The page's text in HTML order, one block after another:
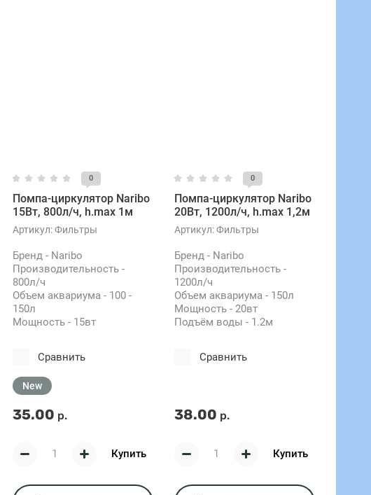
0
Помпа-циркулятор Naribo
15Вт, 800л/ч, h.max 1м
Артикул:Фильтры
Бренд - Naribo
Производительность -
800л/ч
Объем аквариума - 100 -
150л
Мощность - 15вт
Сравнить
New
35.00 р.
Купить
0
Помпа-циркулятор Naribo
20Вт, 1200л/ч, h.max 1,2м
Артикул:Фильтры
Бренд - Naribo
Производительность -
1200л/ч
Объем аквариума - 150л
Мощность - 20вт
Подъём воды - 1.2м
Сравнить
38.00 р.
Купить